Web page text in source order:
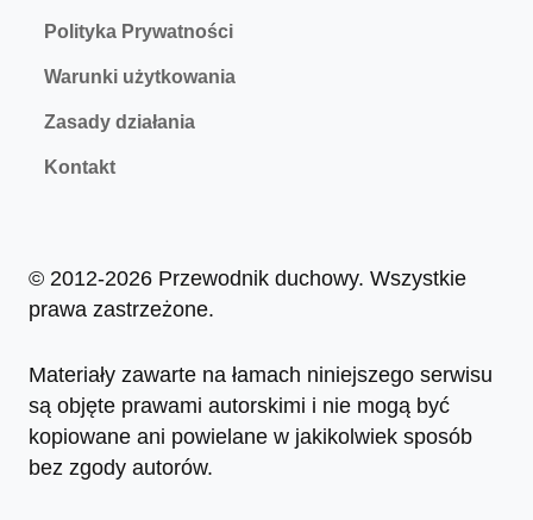
Polityka Prywatności
Warunki użytkowania
Zasady działania
Kontakt
© 2012-2026 Przewodnik duchowy. Wszystkie
prawa zastrzeżone.
Materiały zawarte na łamach niniejszego serwisu
są objęte prawami autorskimi i nie mogą być
kopiowane ani powielane w jakikolwiek sposób
bez zgody autorów.